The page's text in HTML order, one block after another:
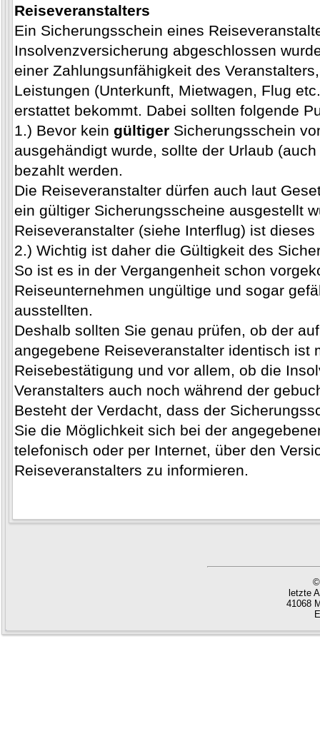
Reiseveranstalters
Ein Sicherungsschein eines
Insolvenzversicherung abgeschlossen
einer Zahlungsunfähigkeit des
Leistungen (Unterkunft, Mietwagen, Flug
erstattet bekommt. Dabei sollten folgende
1.) Bevor kein gültiger Sicherungsschein
ausgehändigt wurde, sollte der Urlaub
bezahlt werden.
Die Reiseveranstalter dürfen auch laut
ein gültiger Sicherungsscheine ausgestellt
Reiseveranstalter (siehe Interflug) ist
2.) Wichtig ist daher die Gültigkeit des
So ist es in der Vergangenheit schon
Reiseunternehmen ungültige und sogar
ausstellten.
Deshalb sollten Sie genau prüfen, ob der
angegebene Reiseveranstalter identisch ist
Reisebestätigung und vor allem, ob die
Veranstalters auch noch während der
Besteht der Verdacht, dass der
Sie die Möglichkeit sich bei der
telefonisch oder per Internet, über den
Reiseveranstalters zu informieren.
©
letzte
41068